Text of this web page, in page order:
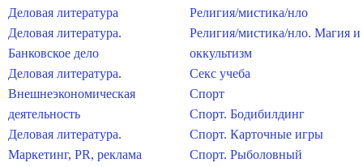
Деловая литература
Деловая литература.
Банковское дело
Деловая литература.
Внешнеэкономическая
деятельность
Деловая литература.
Маркетинг, PR, реклама
Религия/мистика/нло
Религия/мистика/нло. Магия и
оккультизм
Секс учеба
Спорт
Спорт. Бодибилдинг
Спорт. Карточные игры
Спорт. Рыболовный